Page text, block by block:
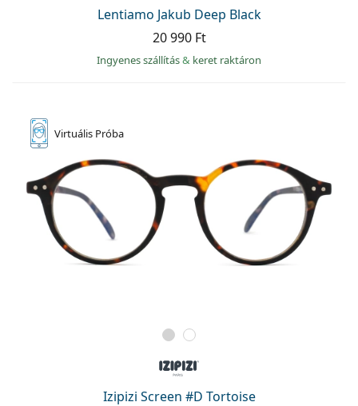
Lentiamo Jakub Deep Black
20 990 Ft
Ingyenes szállítás& keret raktáron
Virtuális Próba
Izipizi Screen #D Tortoise